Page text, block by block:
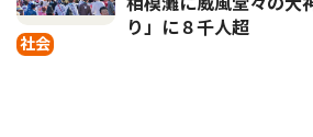
社会
り」に８千人超